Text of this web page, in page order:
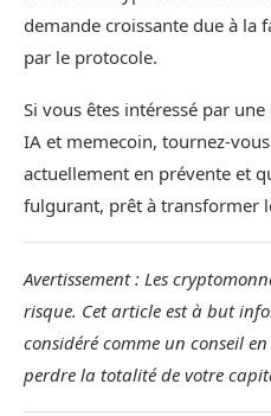
demande croissante due à la
par le protocole.
Si vous êtes intéressé par
IA et memecoin, tournez-
actuellement en prévente et
fulgurant, prêt à transformer
Avertissement : Les
risque. Cet article est à but
considéré comme un conseil
perdre la totalité de votre